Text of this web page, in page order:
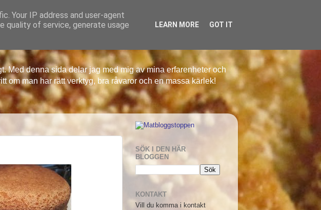
Med denna sida delar jag med mig av mina erfarenheter och
om man har rätt verktyg, bra råvaror och en massa kärlek!
SÖK I DEN HÄR
BLOGGEN
KONTAKT
Vill du komma i kontakt
Your IP address and user-agent
quality of service, generate usage
LEARN MORE GOT IT